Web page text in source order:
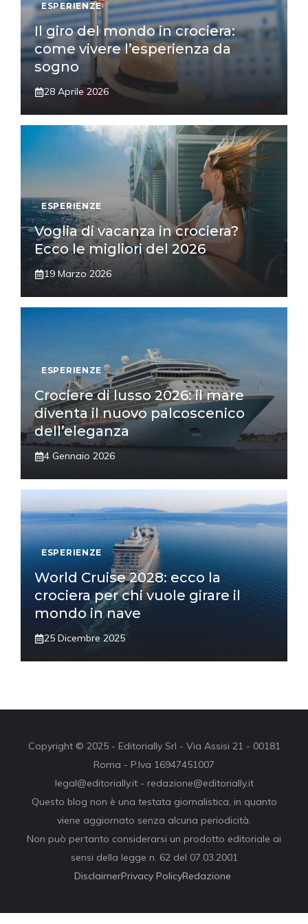
ESPERIENZE
Il giro del mondo in crociera:
come vivere l’esperienza da
sogno
28 Aprile 2026
ESPERIENZE
Voglia di vacanza in crociera?
Ecco le migliori del 2026
19 Marzo 2026
ESPERIENZE
Crociere di lusso 2026: il mare
diventa il nuovo palcoscenico
dell’eleganza
4 Gennaio 2026
ESPERIENZE
World Cruise 2028: ecco la
crociera per chi vuole girare il
mondo in nave
25 Dicembre 2025
Copyright © 2025 - Editorially Srl - Via Assisi 21 - 00181
Roma - P.Iva 16947451007
legal@editorially.it - redazione@editorially.it
Questo blog non è una testata giornalistica, in quanto
viene aggiornato senza alcuna periodicità.
Non può pertanto considerarsi un prodotto editoriale ai
sensi della legge n. 62 del 07.03.2001
DisclaimerPrivacy PolicyRedazione